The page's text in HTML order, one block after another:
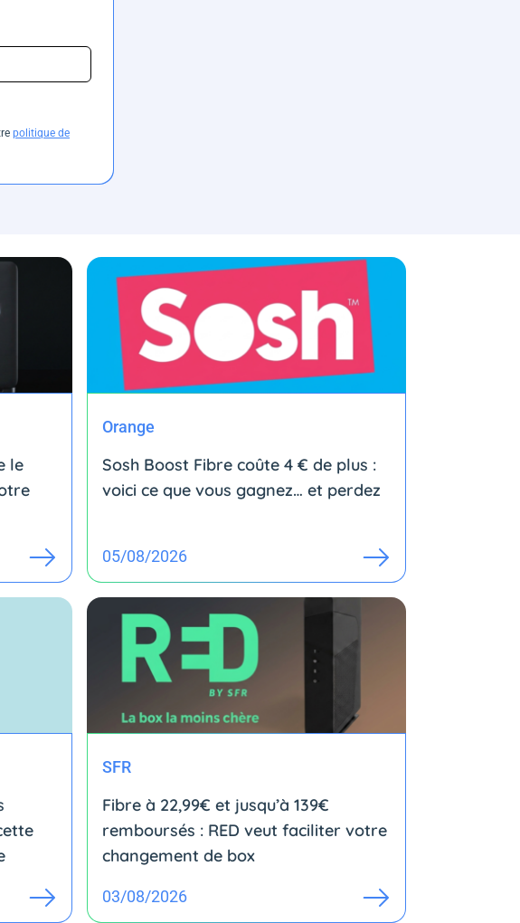
politique de
le
Orange
Sosh Boost Fibre coûte 4 € de plus :
voici ce que vous gagnez… et perdez
05/08/2026
SFR
Fibre à 22,99€ et jusqu’à 139€
remboursés : RED veut faciliter votre
changement de box
03/08/2026